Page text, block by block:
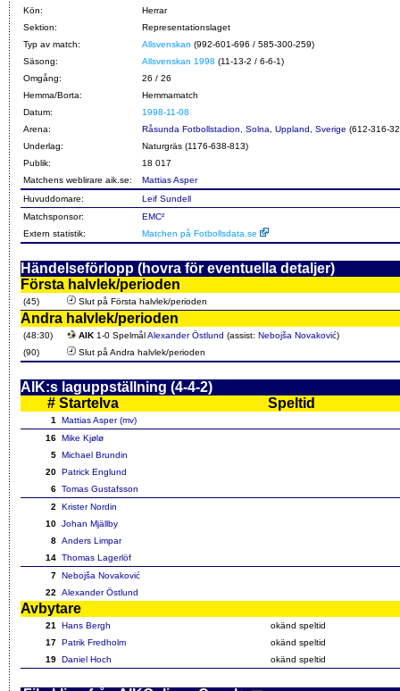
Kön:
Herrar
Sektion:
Representationslaget
Typ av match:
Allsvenskan (992-601-696 / 585-300-259)
Säsong:
Allsvenskan 1998 (11-13-2 / 6-6-1)
Omgång:
26 / 26
Hemma/Borta:
Hemmamatch
Datum:
1998-11-08
Arena:
Råsunda Fotbollstadion, Solna, Uppland, Sverige (612-316-
Underlag:
Naturgräs (1176-638-813)
Publik:
18 017
Matchens weblirare aik.se:
Mattias Asper
Huvuddomare:
Leif Sundell
Matchsponsor:
EMC²
Extern statistik:
Matchen på Fotbollsdata.se
Händelseförlopp (hovra för eventuella detaljer)
Första halvlek/perioden
(45) Slut på Första halvlek/perioden
Andra halvlek/perioden
(48:30) AIK 1-0 SpelmålAlexander Östlund (assist: Nebojša Novaković)
(90)
Slut på Andra halvlek/perioden
AIK:s laguppställning (4-4-2)
# Startelva Speltid
1
Mattias Asper (mv)
16 Mike Kjølø
5 Michael Brundin
20 Patrick Englund
6 Tomas Gustafsson
2
Krister Nordin
10 Johan Mjällby
8 Anders Limpar
14 Thomas Lagerlöf
7 Nebojša Novaković
22
Alexander Östlund
Avbytare
21 Hans Bergh
okänd speltid
17 Patrik Fredholm
okänd speltid
19 Daniel Hoch okänd speltid